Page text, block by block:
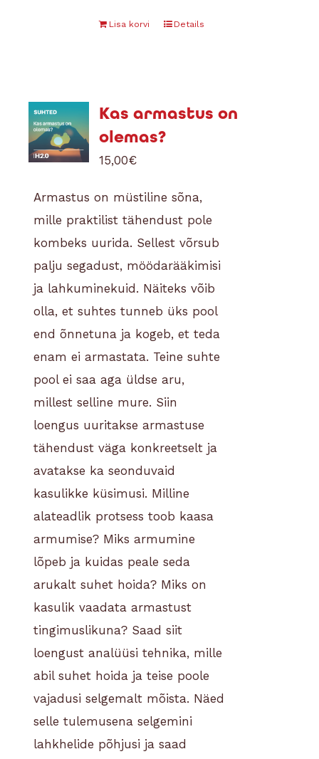
Lisa korvi Details
Kas armastus on
olemas?
15,00€
Armastus on müstiline sõna,
mille praktilist tähendust pole
kombeks uurida. Sellest võrsub
palju segadust, möödarääkimisi
ja lahkuminekuid. Näiteks võib
olla, et suhtes tunneb üks pool
end õnnetuna ja kogeb, et teda
enam ei armastata. Teine suhte
pool ei saa aga üldse aru,
millest selline mure. Siin
loengus uuritakse armastuse
tähendust väga konkreetselt ja
avatakse ka seonduvaid
kasulikke küsimusi. Milline
alateadlik protsess toob kaasa
armumise? Miks armumine
lõpeb ja kuidas peale seda
arukalt suhet hoida? Miks on
kasulik vaadata armastust
tingimuslikuna? Saad siit
loengust analüüsi tehnika, mille
abil suhet hoida ja teise poole
vajadusi selgemalt mõista. Näed
selle tulemusena selgemini
lahkhelide põhjusi ja saad